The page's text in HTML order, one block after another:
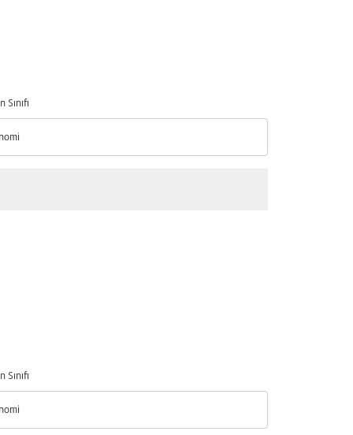
Sınıfı
Sınıfı option Ekonomi Selected
Sınıfı
Sınıfı option Ekonomi Selected